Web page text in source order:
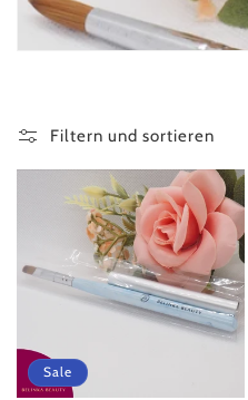
:
Filtern und sortieren
Sale